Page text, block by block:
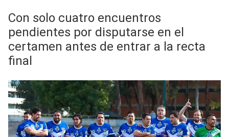
Con solo cuatro encuentros
pendientes por disputarse en el
certamen antes de entrar a la recta
final